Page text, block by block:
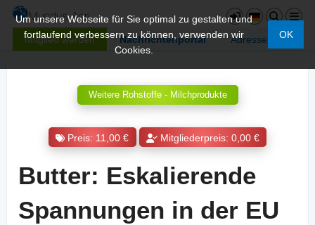
Mitglied werden Nachrichtenportal Adressen
Um unsere Webseite für Sie optimal zu gestalten und
fortlaufend verbessern zu können, verwenden wir
Cookies.
OK
Weitere Rohstoffe - Milchprodukte
Preis: 11,00 € Mitgliederpreis: 0,00 €
Butter: Eskalierende
Spannungen in der EU